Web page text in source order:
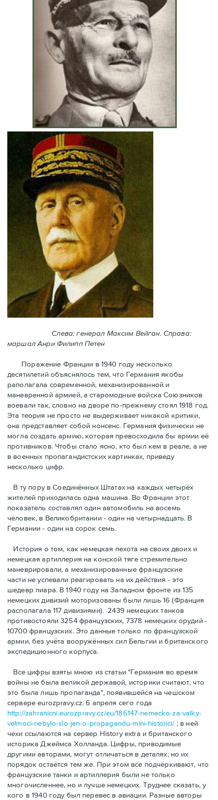
Слева: генерал Максим Вейган. Справа:
маршал Анри Филипп Петен
Поражение Франции в 1940 году несколько
десятилетий объяснялось тем, что Германия якобы
раполагала современной, механизированной и
маневренной армией, а старомодные войска Союзников
воевали так, словно на дворе по-прежнему стоял 1918 год.
Эта теория не просто не выдерживает никакой критики,
она представляет собой нонсенс. Германия физически не
могла создать армию, которая превосходила бы армии её
противников. Чтобы стало ясно, кто был кем в реале, а не
в военных пропагандистских картинках, приведу
несколько цифр.
В ту пору в Соединённых Штатах на каждых четырёх
жителей приходилась одна машина. Во Франции этот
показатель составлял один автомобиль на восемь
человек, в Великобритании - один на четырнадцать. В
Германии - один на сорок семь.
История о том, как немецкая пехота на своих двоих и
немeцкая артиллерия на конской тяге стремительно
маневрировали, а механизированные французские
части не успевали реагировать на их действия - это
шедевр пиара. В 1940 году на Западном фронте из 135
немецких дивизий моторизованы были лишь 16 (Франция
располагала 117 дивизиями). 2439 немецких танков
противостояли 3254 французских, 7378 немецких орудий -
10700 французских. Это данные только по французской
армии, без учёта вооружённых сил Бельгии и британского
экспедиционного корпуса.
Bсе цифры взяты мною из статьи "Германия во время
войны не была великой державой, историки считают, что
это была лишь пропаганда", появившейся на чешском
сервере eurozpravy.cz. 6 апреля сего года
http://zahranicni.eurozpravy.cz/eu/186147-nemecko-za-valky-
velmoci-nebylo-slo-jen-o-propagandu-mini-historici/; в ней
чехи ссылаются на сервер History extra и британского
историка Джеймса Холланда. Цифры, привoдимые
другими авторами, могут отличаться в деталях, но их
порядок остаётся тем же. При этом все подчёркивают, что
французские танки и артиллерия были не только
многочисленнее, но и лучше немецких. Труднее сказать, у
кого в 1940 году был перевес в авиации. Разные авторы